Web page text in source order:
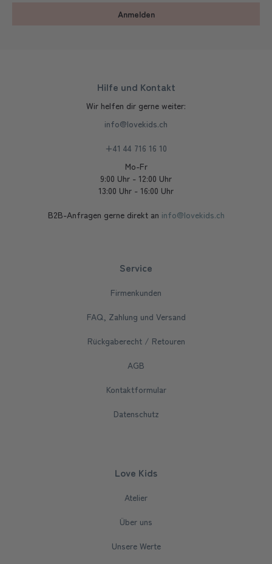
Anmelden
Hilfe und Kontakt
Wir helfen dir gerne weiter:
info@lovekids.ch
+41 44 716 16 10
Mo-Fr
9:00 Uhr - 12:00 Uhr
13:00 Uhr - 16:00 Uhr
B2B-Anfragen gerne direkt an info@lovekids.ch
Service
Firmenkunden
FAQ, Zahlung und Versand
Rückgaberecht / Retouren
AGB
Kontaktformular
Datenschutz
Love Kids
Atelier
Über uns
Unsere Werte